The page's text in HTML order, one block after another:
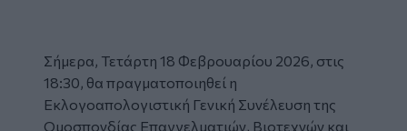
Σήμερα, Τετάρτη 18 Φεβρουαρίου 2026, στις
18:30, θα πραγματοποιηθεί η
Εκλογοαπολογιστική Γενική Συνέλευση της
Ομοσπονδίας Επαγγελματιών, Βιοτεχνών και